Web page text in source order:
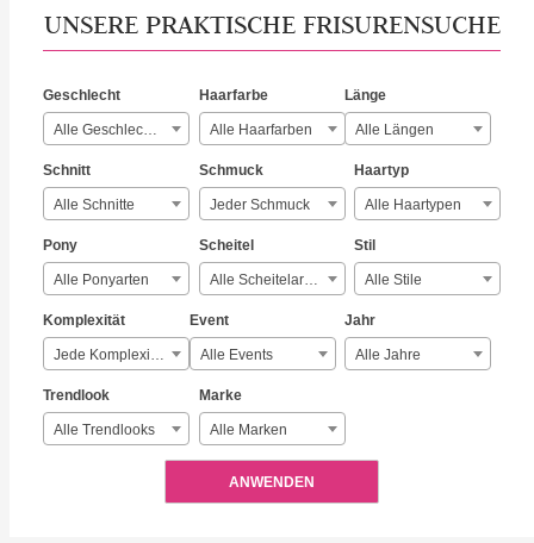
UNSERE PRAKTISCHE FRISURENSUCHE
Geschlecht
Alle Geschlechter
Haarfarbe
Alle Haarfarben
Länge
Alle Längen
Schnitt
Alle Schnitte
Schmuck
Jeder Schmuck
Haartyp
Alle Haartypen
Pony
Alle Ponyarten
Scheitel
Alle Scheitelarten
Stil
Alle Stile
Komplexität
Jede Komplexität
Event
Alle Events
Jahr
Alle Jahre
Trendlook
Alle Trendlooks
Marke
Alle Marken
ANWENDEN